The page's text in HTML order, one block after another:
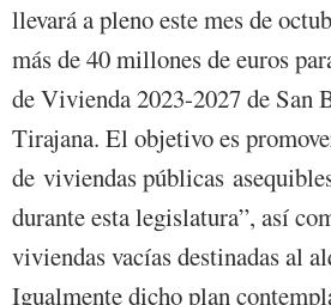
llevará a pleno este mes de
más de 40 millones de euros
de Vivienda 2023-2027 de San
Tirajana. El objetivo es
de viviendas públicas
durante esta legislatura”, así
viviendas vacías destinadas al
Igualmente dicho plan